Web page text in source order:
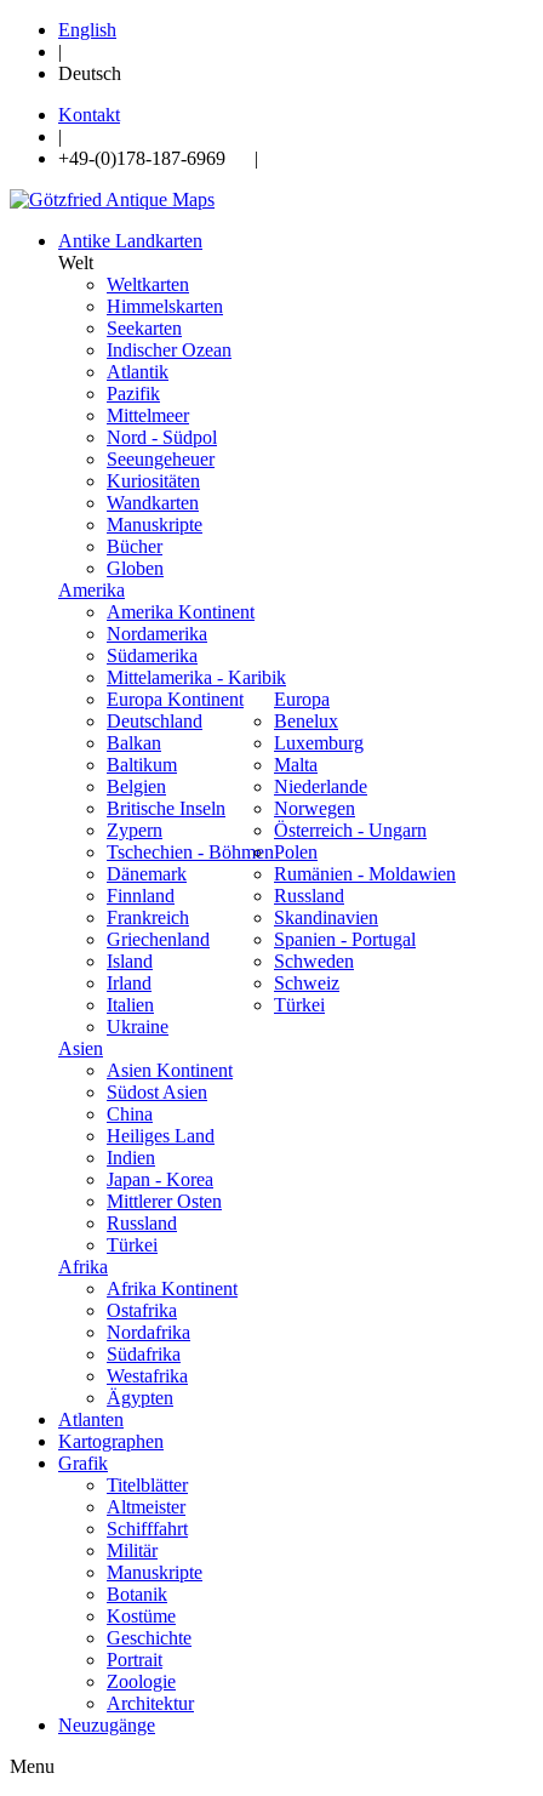
English
|
Deutsch
Kontakt
|
+49-(0)178-187-6969 |
Antike Landkarten
Welt
Weltkarten
Himmelskarten
Seekarten
Indischer Ozean
Atlantik
Pazifik
Mittelmeer
Nord - Südpol
Seeungeheuer
Kuriositäten
Wandkarten
Manuskripte
Bücher
Globen
Amerika
Amerika Kontinent
Nordamerika
Südamerika
Mittelamerika - Karibik
Europa
Europa Kontinent
Deutschland
Balkan
Baltikum
Belgien
Britische Inseln
Zypern
Tschechien - Böhmen
Dänemark
Finnland
Frankreich
Griechenland
Island
Irland
Italien
Benelux
Luxemburg
Malta
Niederlande
Norwegen
Österreich - Ungarn
Polen
Rumänien - Moldawien
Russland
Skandinavien
Spanien - Portugal
Schweden
Schweiz
Türkei
Ukraine
Asien
Asien Kontinent
Südost Asien
China
Heiliges Land
Indien
Japan - Korea
Mittlerer Osten
Russland
Türkei
Afrika
Afrika Kontinent
Ostafrika
Nordafrika
Südafrika
Westafrika
Ägypten
Atlanten
Kartographen
Grafik
Titelblätter
Altmeister
Schifffahrt
Militär
Manuskripte
Botanik
Kostüme
Geschichte
Portrait
Zoologie
Architektur
Neuzugänge
Menu